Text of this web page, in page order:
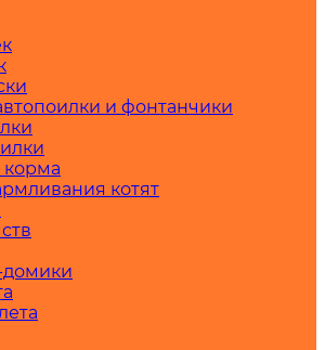
и фонтанчики
котят
домики